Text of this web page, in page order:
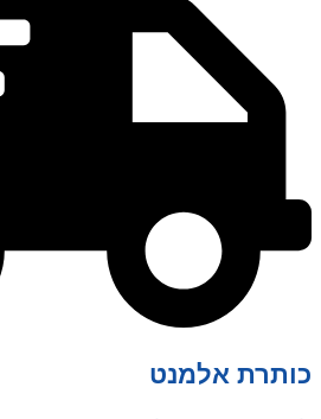
כותרת אלמנט